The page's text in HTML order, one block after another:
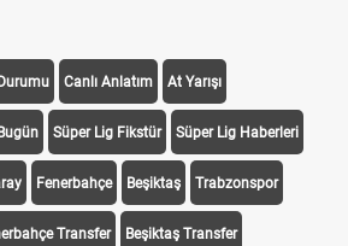
Canlı Anlatım At Yarışı
Süper Lig Fikstür Süper Lig Haberleri
Fenerbahçe Beşiktaş Trabzonspor
Transfer Beşiktaş Transfer